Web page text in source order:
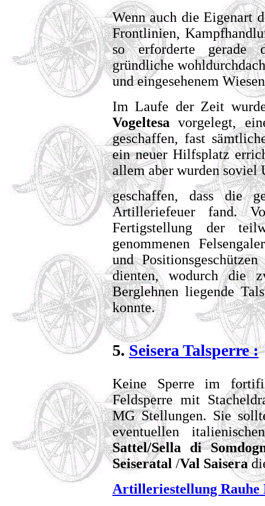
Wenn auch die Eigenart
Frontlinien,
so erforderte gerade
gründliche
und eingesehenem
Im Laufe der Zeit
Vogeltesa vorgelegt,
geschaffen, fast
ein neuer Hilfsplatz
allem aber wurden soviel
geschaffen, dass die
Artilleriefeuer fand.
Fertigstellung der
genommenen
und
dienten, wodurch die
Berglehnen liegende
konnte.
5. Seisera Talsperre :
Keine Sperre im
Feldsperre mit
MG Stellungen. Sie
eventuellen
Sattel/Sella di
Seiseratal /Val Saisera
Artilleriestellung Rauhe